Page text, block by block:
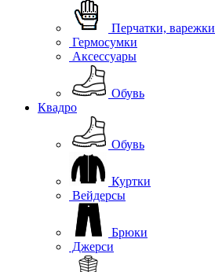
Перчатки, варежки
Гермосумки
Аксессуары
Обувь
Квадро
Обувь
Куртки
Вейдерсы
Брюки
Джерси